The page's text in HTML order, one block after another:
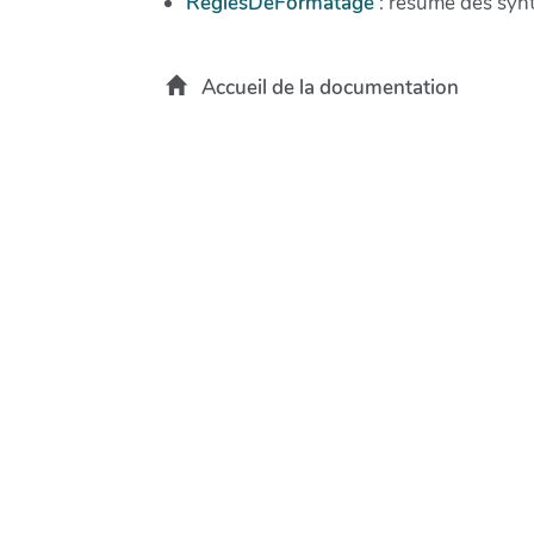
Accueil de la documentation